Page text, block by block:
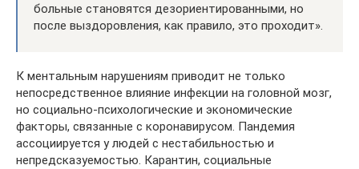
больные становятся дезориентированными, но
после выздоровления, как правило, это проходит».
К ментальным нарушениям приводит не только
непосредственное влияние инфекции на головной мозг,
но социально-психологические и экономические
факторы, связанные с коронавирусом. Пандемия
ассоциируется у людей с нестабильностью и
непредсказуемостью. Карантин, социальные